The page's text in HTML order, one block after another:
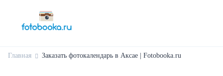
Главная Заказать фотокалендарь в Аксае | Fotobooka.ru